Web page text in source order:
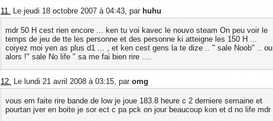
11. Le jeudi 18 octobre 2007 à 04:43, par huhu
mdr 50 H cest rien encore ... ken tu voi kavec le nouvo steam On peu voir le
temps de jeu de tte les personne et des personne ki atteigne les 150 H ...
coiyez moi yen as plus d1 ... , et ken cest gens la te dize .. " sale Noob" .. ou
alors !" sale No life " sa me fai bien rire ....
12. Le lundi 21 avril 2008 à 03:15, par omg
vous em faite rire bande de low je joue 183.8 heure c 2 derniere semaine et
pourtan jver en boite je sor ect c pa pck on jour beaucoup kon et d no life mdr